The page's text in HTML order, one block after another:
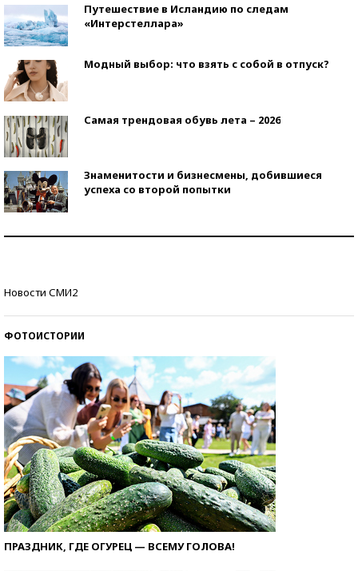
Путешествие в Исландию по следам
«Интерстеллара»
Модный выбор: что взять с собой в отпуск?
Самая трендовая обувь лета – 2026
Знаменитости и бизнесмены, добившиеся
успеха со второй попытки
Новости СМИ2
ФОТОИСТОРИИ
ПРАЗДНИК, ГДЕ ОГУРЕЦ — ВСЕМУ ГОЛОВА!